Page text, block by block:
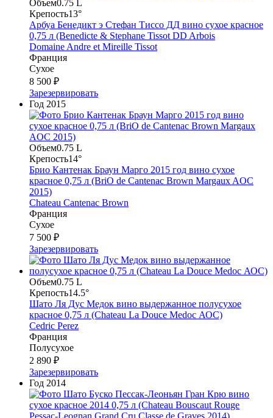
Объем0.75 L
Крепость13°
Арбуа Бенедикт э Стефан Тиссо ДД вино сухое красное
0,75 л (Benedicte & Stephane Tissot DD Arbois
Domaine Andre et Mireille Tissot
Франция
Сухое
8 500 ₽
Зарезервировать
Год 2015
Объем0.75 L
Крепость14°
Брио Кантенак Браун Марго 2015 год вино сухое
красное 0,75 л (BriO de Cantenac Brown Margaux AOC
2015)
Chateau Cantenac Brown
Франция
Сухое
7 500 ₽
Зарезервировать
Объем0.75 L
Крепость14.5°
Шато Ля Дус Медок вино выдержанное полусухое
красное 0,75 л (Chateau La Douce Medoc АОC)
Cedric Perez
Франция
Полусухое
2 890 ₽
Зарезервировать
Год 2014